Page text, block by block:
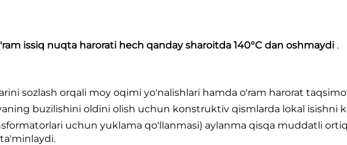
issiq nuqta harorati hech qanday sharoitda 140°C dan oshmaydi .
sozlash orqali moy oqimi yo'nalishlari hamda o'ram harorat
buzilishini oldini olish uchun konstruktiv qismlarda lokal isishni
uchun yuklama qo'llanmasi) aylanma qisqa muddatli